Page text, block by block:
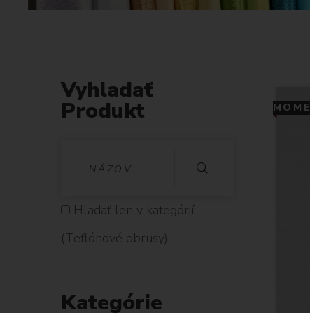
Vyhladať
Produkt
H
L
D
Hladať len v kategórií
(Teflónové obrusy)
Kategórie